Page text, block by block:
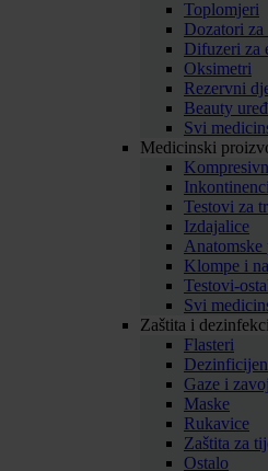
Toplomjeri
Dozatori
Difuzeri za
Oksimetri
Rezervni
Beauty
Svi
Medicinski
Testovi za
Izdajalice
Anatomske
Klompe i
Testovi-
Svi
Zaštita i
Flasteri
Gaze i
Maske
Rukavice
Zaštita za
Ostalo